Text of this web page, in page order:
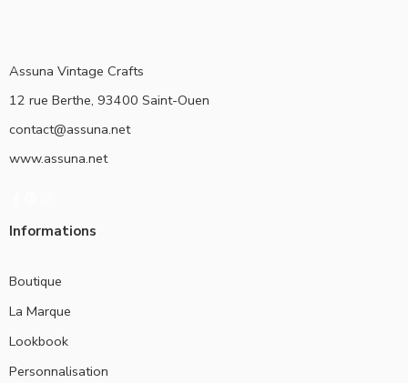
Assuna Vintage Crafts
12 rue Berthe, 93400 Saint-Ouen
contact@assuna.net
www.assuna.net
Informations
Boutique
La Marque
Lookbook
Personnalisation